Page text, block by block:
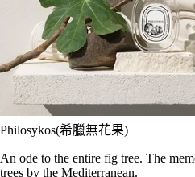
Philosykos(希臘無花果)
An ode to the entire fig tree. The
trees by the Mediterranean.